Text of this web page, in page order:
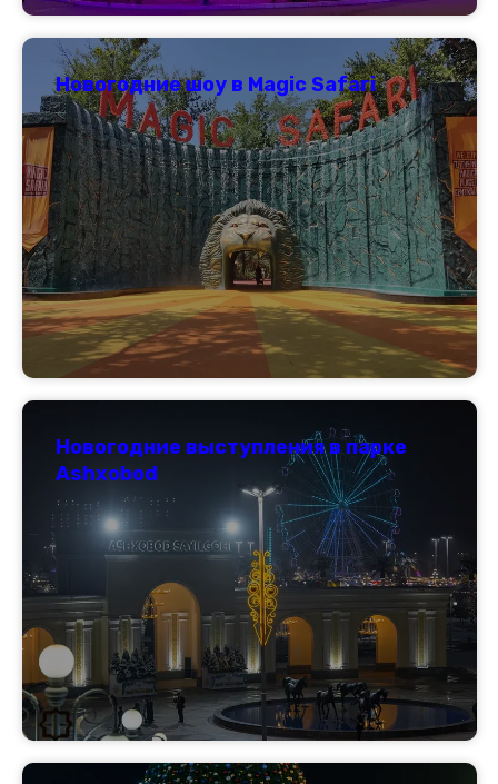
Новогодние шоу в Magic Safari
Новогодние выступления в парке
Ashxobod